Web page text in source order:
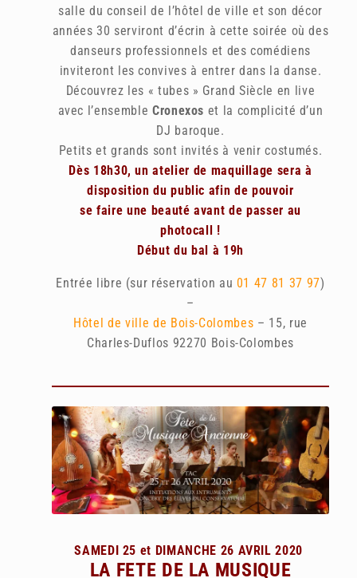
salle du conseil de l’hôtel de ville et son décor
années 30 serviront d’écrin à cette soirée où des
danseurs professionnels et des comédiens
inviteront les convives à entrer dans la danse.
Découvrez les « tubes » Grand Siècle en live
avec l’ensemble Cronexos et la complicité d’un
DJ baroque.
Petits et grands sont invités à venir costumés.
Dès 18h30, un atelier de maquillage sera à
dispositiondu public afin de pouvoir
se faire une beauté avant de passer au
photocall !
Début du bal à 19h
Entrée libre (sur réservation au 01 47 81 37 97)
–
Hôtel de ville de Bois-Colombes – 15, rue
Charles-Duflos 92270 Bois-Colombes
SAMEDI 25 et DIMANCHE 26 AVRIL 2020
LA FETE DE LA MUSIQUE